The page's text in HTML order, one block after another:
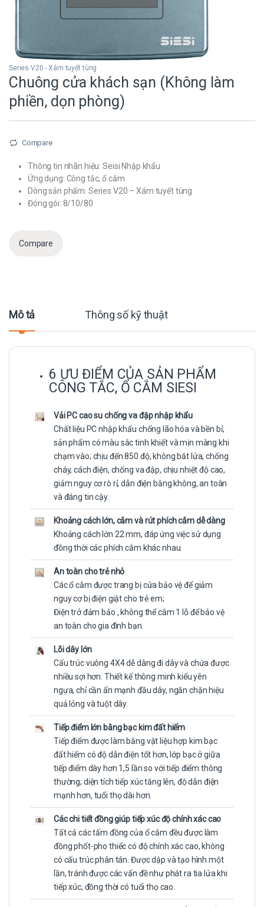
Series V20 - Xám tuyết tùng
Chuông cửa khách sạn (Không làm
phiền, dọn phòng)
Compare
Thông tin nhãn hiệu: Seisi Nhập khẩu
Ứng dụng: Công tắc, ổ cắm
Dòng sản phẩm: Series V20 – Xám tuyết tùng
Đóng gói: 8/10/80
Compare
Mô tả Thông số kỹ thuật
6 ƯU ĐIỂM CỦA SẢN PHẨM
CÔNG TẮC, Ổ CẮM SIESI
Vải PC cao su chống va đập nhập khẩu
Chất liệu PC nhập khẩu chống lão hóa và bền bỉ;
sản phẩm có màu sắc tinh khiết và mịn màng khi
chạm vào; chịu đến 850 độ, không bắt lửa, chống
cháy, cách điện, chống va đập, chịu nhiệt độ cao,
giảm nguy cơ rò rỉ, dẫn điện bằng không, an toàn
và đáng tin cậy.
Khoảng cách lớn, cắm và rút phích cắm dễ dàng
Khoảng cách lớn 22 mm, đáp ứng việc sử dụng
đồng thời các phích cắm khác nhau.
An toàn cho trẻ nhỏ
Các ổ cắm được trang bị cửa bảo vệ để giảm
nguy cơ bị điện giật cho trẻ em;
Điện trở đảm bảo , không thể cắm 1 lỗ để bảo vệ
an toàn cho gia đình bạn.
Lõi dây lớn
Cấu trúc vuông 4X4 dễ dàng đi dây và chứa được
nhiều sợi hơn. Thiết kế thông minh kiểu yên
ngựa, chỉ cần ấn mạnh đầu dây, ngăn chặn hiệu
quả lỏng và tuột dây.
Tiếp điểm lớn bằng bạc kim đất hiếm
Tiếp điểm được làm bằng vật liệu hợp kim bạc
đất hiếm có độ dẫn điện tốt hơn, lớp bạc ở giữa
tiếp điểm dày hơn 1,5 lần so với tiếp điểm thông
thường; diện tích tiếp xúc tăng lên, độ dẫn điện
mạnh hơn, tuổi thọ dài hơn.
Các chi tiết đồng giúp tiếp xúc độ chính xác cao
Tất cả các tấm đồng của ổ cắm đều được làm
đồng phốt-pho thiếc có độ chính xác cao, không
có cấu trúc phân tán. Được dập và tạo hình một
lần, tránh được các vấn đề như phát ra tia lửa khi
tiếp xúc, đồng thời có tuổi thọ cao.